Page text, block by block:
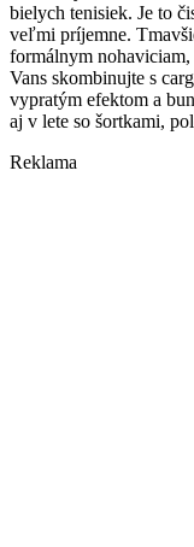
bielych tenisiek. Je to
veľmi príjemne.
formálnym
Vans skombinujte s
vypratým efektom a
aj v lete so šortkami,
Reklama